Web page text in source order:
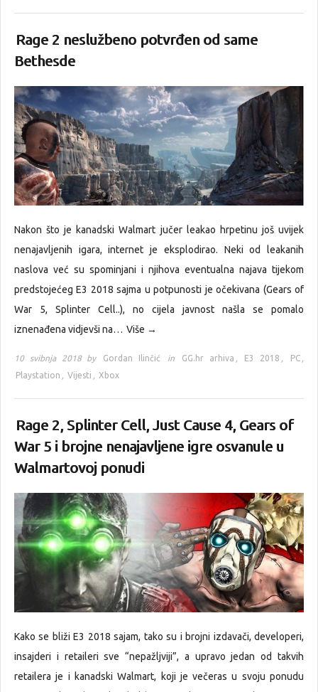
Rage 2 neslužbeno potvrđen od same
Bethesde
Nakon što je kanadski Walmart jučer leakao hrpetinu još uvijek
nenajavljenih igara, internet je eksplodirao. Neki od leakanih
naslova već su spominjani i njihova eventualna najava tijekom
predstojećeg E3 2018 sajma u potpunosti je očekivana (Gears of
War 5, Splinter Cell..), no cijela javnost našla se pomalo
iznenađena vidjevši na… Više →
10 svibnja 2018 by Gordan Ilinčić in GG.hr arhiva , E3 2018 , PC ,
Playstation , Vijesti , Xbox
Rage 2, Splinter Cell, Just Cause 4, Gears of
War 5 i brojne nenajavljene igre osvanule u
Walmartovoj ponudi
Kako se bliži E3 2018 sajam, tako su i brojni izdavači, developeri,
insajderi i retaileri sve “nepažljviji”, a upravo jedan od takvih
retailera je i kanadski Walmart, koji je večeras u svoju ponudu